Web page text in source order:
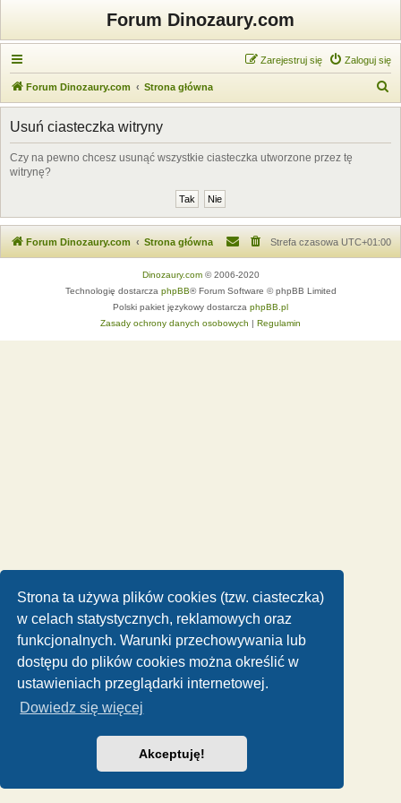
Strona ta używa plików cookies (tzw. ciasteczka)
w celach statystycznych, reklamowych oraz
funkcjonalnych. Warunki przechowywania lub
dostępu do plików cookies można określić w
ustawieniach przeglądarki internetowej.
Dowiedz się więcej
Akceptuję!
Forum Dinozaury.com
Zaloguj się
Zarejestruj się
Forum Dinozaury.com Strona główna
z
Usuń ciasteczka witryny
Czy na pewno chcesz usunąć wszystkie ciasteczka utworzone przez tę
witrynę?
Forum Dinozaury.com Strona główna Strefa czasowa UTC+01:00
Dinozaury.com© 2006-2020
Technologię dostarcza phpBB® Forum Software © phpBB Limited
Polski pakiet językowy dostarcza phpBB.pl
Zasady ochrony danych osobowych | Regulamin